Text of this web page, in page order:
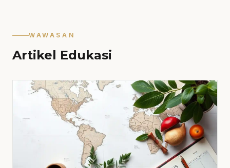
WAWASAN
Artikel Edukasi